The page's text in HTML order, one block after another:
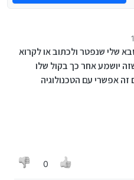
שלי שנפטר ולכתוב או לקרוא
יושמע אחר כך בקול שלו
אפשרי עם הטכנולוגיה
0